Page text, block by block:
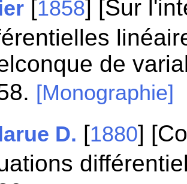
[1858] [Sur
de
[Monographie]
D. [1880]